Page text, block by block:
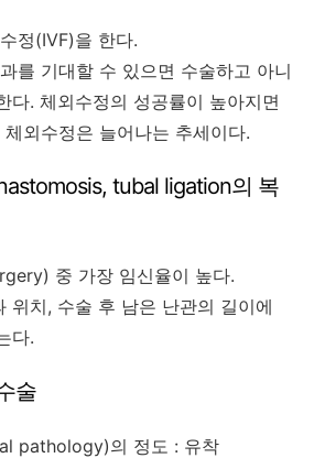
정(IVF)을 한다.
를 기대할 수 있으면 수술하고 아니
다. 체외수정의 성공률이 높아지면
외수정은 늘어나는 추세이다.
tubal ligation의 복
중 가장 임신율이 높다.
위치, 수술 후 남은 난관의 길이에
다.
술
pathology)의 정도 : 유착